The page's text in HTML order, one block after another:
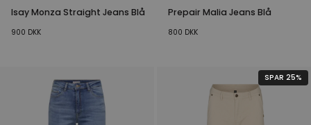
Isay Monza Straight Jeans Blå
900 DKK
Prepair Malia Jeans Blå
800 DKK
SPAR 25%